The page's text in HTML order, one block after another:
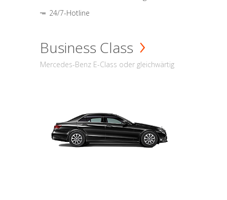
24/7-Hotline
Business Class
Mercedes-Benz E-Class oder gleichwärtig